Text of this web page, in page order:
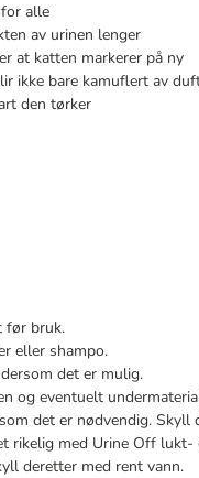
alle
av urinen lenger
at katten markerer på ny
ikke bare kamuflert av
den tørker
før bruk.
eller shampo.
det er mulig.
og eventuelt
det er nødvendig.
rikelig med Urine Off
deretter med rent vann.